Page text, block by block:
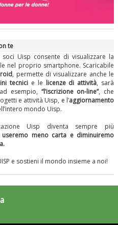
te
Uisp consente di visualizzare la
nel proprio smartphone. Scaricabile
, permette di visualizzare anche le
tecnici e le licenze di attività, sarà
esempio, “l’iscrizione on-line”, che
e attività Uisp, e l’aggiornamento
mondo Uisp.
Uisp diventa sempre più
useremo meno carta e diminuiremo
e sostieni il mondo insieme a noi!